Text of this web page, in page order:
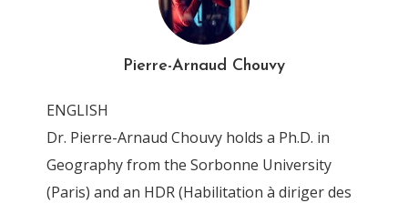
vie_des_idees
13 January 2015
Pierre-Arnaud Chouvy
ENGLISH
Dr. Pierre-Arnaud Chouvy holds a Ph.D. in
Geography from the Sorbonne University
(Paris) and an HDR (Habilitation à diriger des